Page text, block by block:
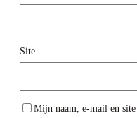
Site
Mijn naam, e-mail en